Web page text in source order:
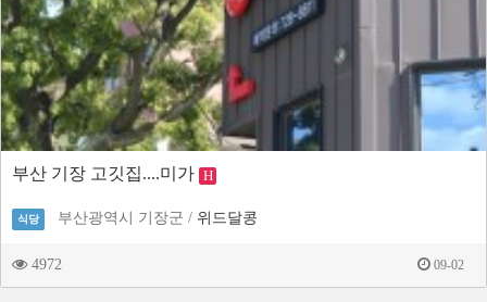
부산 기장 고깃집....미가 H
식당 부산광역시 기장군 / 위드달콩
4972 09-02